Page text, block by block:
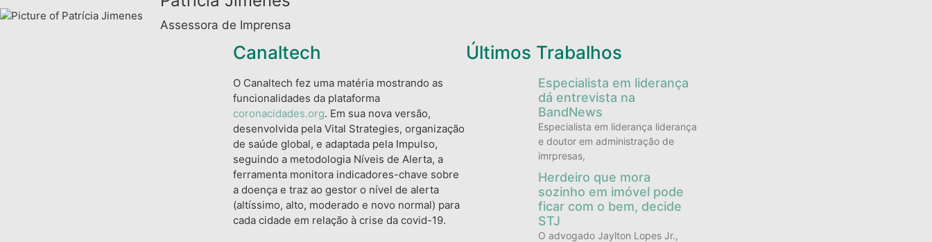
Assessora de Imprensa
Canaltech
O Canaltech fez uma matéria mostrando as
funcionalidades da plataforma
coronacidades.org. Em sua nova versão,
desenvolvida pela Vital Strategies, organização
de saúde global, e adaptada pela Impulso,
seguindo a metodologia Níveis de Alerta, a
ferramenta monitora indicadores-chave sobre
a doença e traz ao gestor o nível de alerta
(altíssimo, alto, moderado e novo normal) para
cada cidade em relação à crise da covid-19.
Últimos Trabalhos
Especialista em liderança
dá entrevista na
BandNews
Especialista em liderança liderança
e doutor em administração de
imrpresas,
Herdeiro que mora
sozinho em imóvel pode
ficar com o bem, decide
STJ
O advogado Jaylton Lopes Jr.,